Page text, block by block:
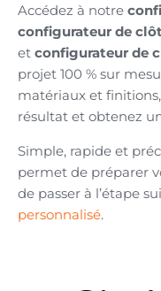
Accédez à notre
configurateur de
et configurateur de
projet 100 % sur
matériaux et
résultat et obtenez
Simple, rapide et
permet de préparer
de passer à l’étape
personnalisé.